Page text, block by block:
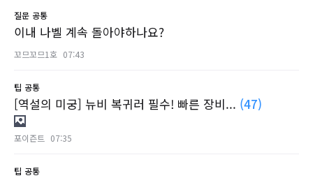
질문 공통
이내 나벨 계속 돌아야하나요?
꼬므꼬므1호 07:43
팁 공통
[역설의 미궁] 뉴비 복귀러 필수! 빠른 장비... (47)
포이즌트 07:35
팁 공통